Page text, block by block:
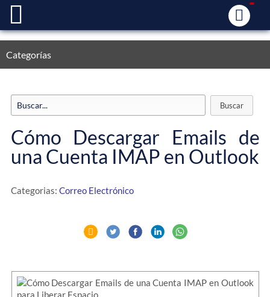
Categorías
Cómo Descargar Emails de
una Cuenta IMAP en Outlook
Categorias: Correo Electrónico